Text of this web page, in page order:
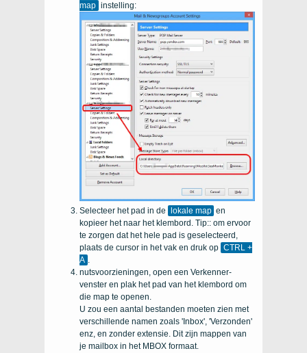
map instelling:
Selecteer het pad in de lokale map en
kopieer het naar het klembord. Tip:: om ervoor
te zorgen dat het hele pad is geselecteerd,
plaats de cursor in het vak en druk op CTRL +
A .
nutsvoorzieningen, open een Verkenner-
venster en plak het pad van het klembord om
die map te openen.
U zou een aantal bestanden moeten zien met
verschillende namen zoals 'Inbox', 'Verzonden'
enz, en zonder extensie. Dit zijn mappen van
je mailbox in het MBOX formaat.